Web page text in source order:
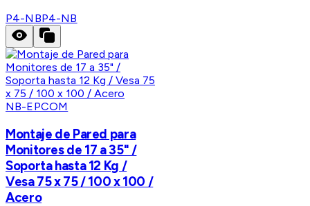
P4-NBP4-NB
NB-EPCOM
Montaje de Pared para
Monitores de 17 a 35" /
Soporta hasta 12 Kg /
Vesa 75 x 75 / 100 x 100 /
Acero